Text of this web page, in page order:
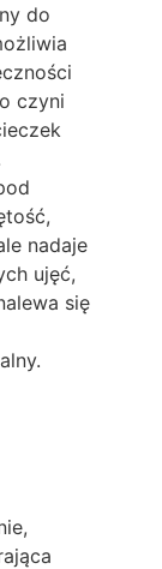
do
czyni
nadaje
ujęć,
się